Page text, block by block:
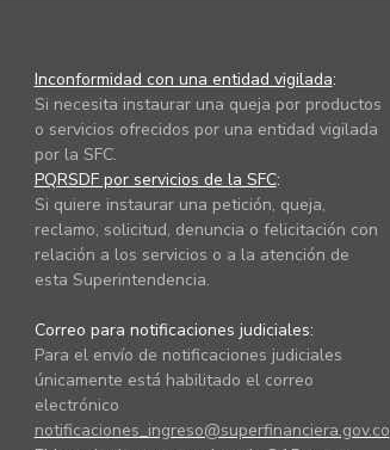
Inconformidad con una entidad vigilada:
Si necesita instaurar una queja por productos
o servicios ofrecidos por una entidad vigilada
por la SFC.
PQRSDF por servicios de la SFC:
Si quiere instaurar una petición, queja,
reclamo, solicitud, denuncia o felicitación con
relación a los servicios o a la atención de
esta Superintendencia.
Correo para notificaciones judiciales:
Para el envío de notificaciones judiciales
únicamente está habilitado el correo
electrónico
notificaciones_ingreso@superfinanciera.gov.co